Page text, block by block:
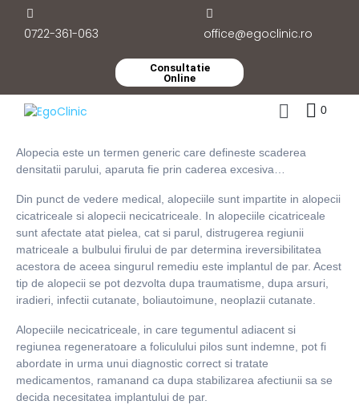
0722-361-063 office@egoclinic.ro
Consultatie
Online
0
Alopecia este un termen generic care defineste scaderea
densitatii parului, aparuta fie prin caderea excesiva…
Din punct de vedere medical, alopeciile sunt impartite in alopecii
cicatriceale si alopecii necicatriceale. In alopeciile cicatriceale
sunt afectate atat pielea, cat si parul, distrugerea regiunii
matriceale a bulbului firului de par determina ireversibilitatea
acestora de aceea singurul remediu este implantul de par. Acest
tip de alopecii se pot dezvolta dupa traumatisme, dupa arsuri,
iradieri, infectii cutanate, boliautoimune, neoplazii cutanate.
Alopeciile necicatriceale, in care tegumentul adiacent si
regiunea regeneratoare a foliculului pilos sunt indemne, pot fi
abordate in urma unui diagnostic correct si tratate
medicamentos, ramanand ca dupa stabilizarea afectiunii sa se
decida necesitatea implantului de par.